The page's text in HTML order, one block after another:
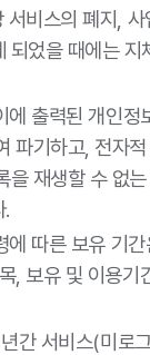
서비스의 폐지,
되었을 때에는 지
출력된 개인정
파기하고, 전자
을 재생할 수 없
.
따른 보유 기간
, 보유 및 이용기
간 서비스(미로